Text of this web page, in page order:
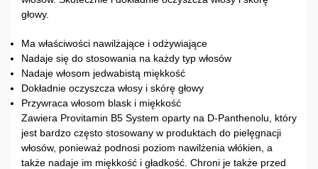
głowy.
Ma właściwości nawilżające i odżywiające
Nadaje się do stosowania na każdy typ włosów
Nadaje włosom jedwabistą miękkość
Dokładnie oczyszcza włosy i skórę głowy
Przywraca włosom blask i miękkość
Zawiera Provitamin B5 System oparty na D-Panthenolu, który
jest bardzo często stosowany w produktach do pielęgnacji
włosów, ponieważ podnosi poziom nawilżenia włókien, a
także nadaje im miękkość i gładkość. Chroni je także przed